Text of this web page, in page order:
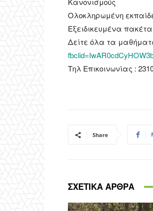
Ολοκληρωμένη
Εξειδικευμένα
Δείτε όλα τα
Τηλ Επικοινωνίας :
Share
ΣΧΕΤΙΚΑ ΑΡΘΡΑ